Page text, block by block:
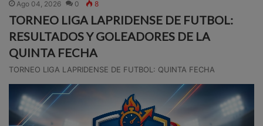
Ago 04, 2026 0 8
TORNEO LIGA LAPRIDENSE DE FUTBOL:
RESULTADOS Y GOLEADORES DE LA
QUINTA FECHA
TORNEO LIGA LAPRIDENSE DE FUTBOL: QUINTA FECHA